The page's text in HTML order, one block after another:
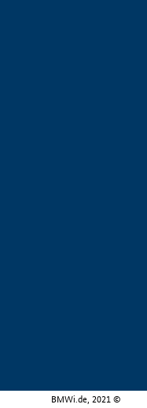
BMWi.de, 2021 ©